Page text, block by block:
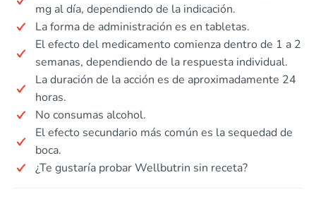
mg al día, dependiendo de la indicación.
La forma de administración es en tabletas.
El efecto del medicamento comienza dentro de 1 a 2
semanas, dependiendo de la respuesta individual.
La duración de la acción es de aproximadamente 24
horas.
No consumas alcohol.
El efecto secundario más común es la sequedad de
boca.
¿Te gustaría probar Wellbutrin sin receta?